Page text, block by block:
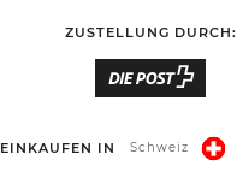
ZUSTELLUNG DURCH:
EINKAUFEN IN Schweiz